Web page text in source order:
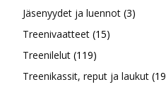
tuotetta
Jäsenyydet ja luennot 33
Treenivaatteet 1515
Treenilelut 119119
tuotetta
Treenikassit, reput ja laukut 19